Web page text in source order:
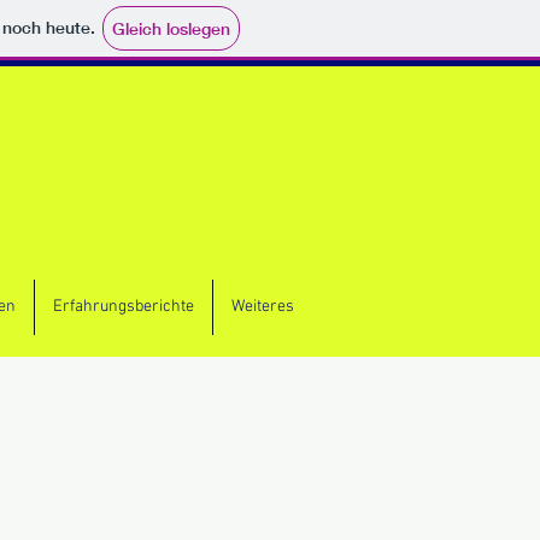
heute. Gleich loslegen
Erfahrungsberichte Weiteres